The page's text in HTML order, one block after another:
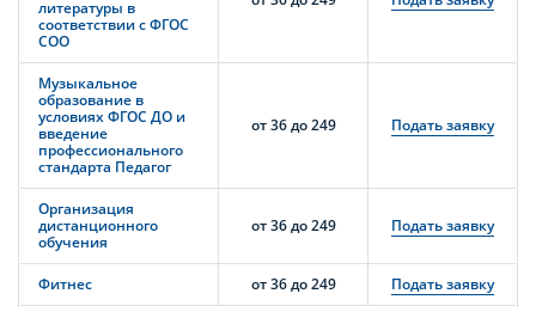
литературы в
соответствии с ФГОС
СОО
Музыкальное
образование в
условиях ФГОС ДО и
введение
профессионального
стандарта Педагог
от 36 до 249 Подать заявку
Организация
дистанционного
обучения
от 36 до 249 Подать заявку
Фитнес от 36 до 249 Подать заявку